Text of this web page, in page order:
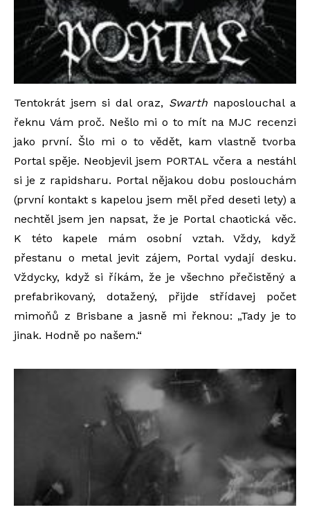
Tentokrát jsem si dal oraz, Swarth naposlouchal a
řeknu Vám proč. Nešlo mi o to mít na MJC recenzi
jako první. Šlo mi o to vědět, kam vlastně tvorba
Portal spěje. Neobjevil jsem PORTAL včera a nestáhl
si je z rapidsharu. Portal nějakou dobu poslouchám
(první kontakt s kapelou jsem měl před deseti lety) a
nechtěl jsem jen napsat, že je Portal chaotická věc.
K této kapele mám osobní vztah. Vždy, když
přestanu o metal jevit zájem, Portal vydají desku.
Vždycky, když si říkám, že je všechno přečistěný a
prefabrikovaný, dotažený, přijde střídavej počet
mimoňů z Brisbane a jasně mi řeknou: „Tady je to
jinak. Hodně po našem.“